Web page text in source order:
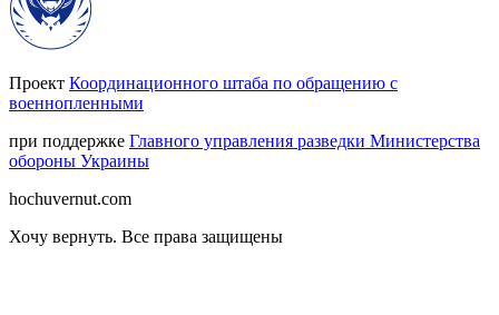
Проект Координационного штаба по обращению с
военнопленными
при поддержке Главного управления разведки Министерства
обороны Украины
hochuvernut.com
Хочу вернуть. Все права защищены